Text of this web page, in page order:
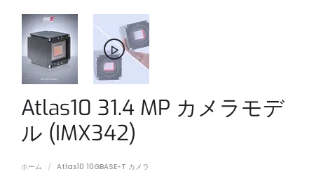
Atlas10 31.4 MP カメラモデ
ル (IMX342)
ホーム
Atlas10 10GBASE-T カメラ